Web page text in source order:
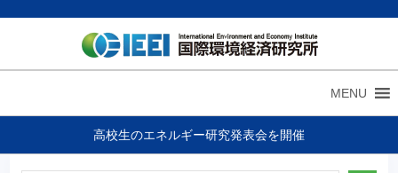
MENU
高校生のエネルギー研究発表会を開催